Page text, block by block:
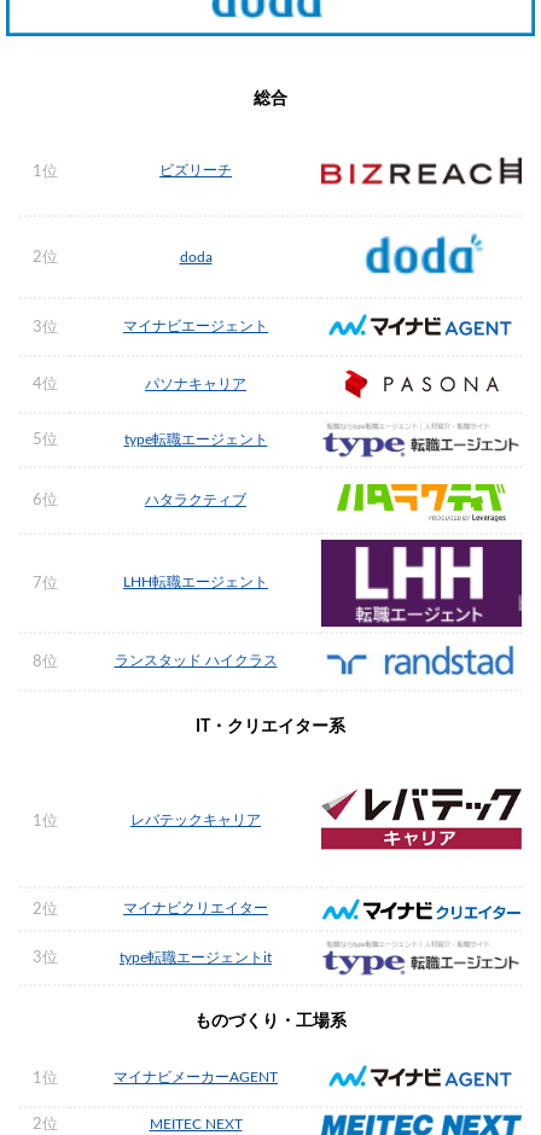
総合
1位 ビズリーチ
2位 doda
3位 マイナビエージェント
4位 パソナキャリア
5位 type転職エージェント
6位 ハタラクティブ
7位 LHH転職エージェント
8位 ランスタッド ハイクラス
IT・クリエイター系
1位 レバテックキャリア
2位 マイナビクリエイター
3位 type転職エージェントit
ものづくり・工場系
1位 マイナビメーカーAGENT
2位 MEITEC NEXT